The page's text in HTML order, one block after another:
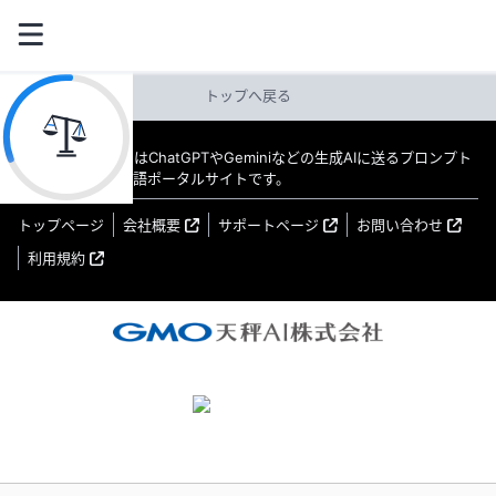
トップへ戻る
教えてAI byGMO はChatGPTやGeminiなどの生成AIに送るプロンプト
（指示文）の日本語ポータルサイトです。
トップページ 会社概要 サポートページ
お問い合わせ
利用規約